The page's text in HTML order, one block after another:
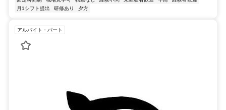
月1シフト提出
研修あり 夕方
アルバイト・パート